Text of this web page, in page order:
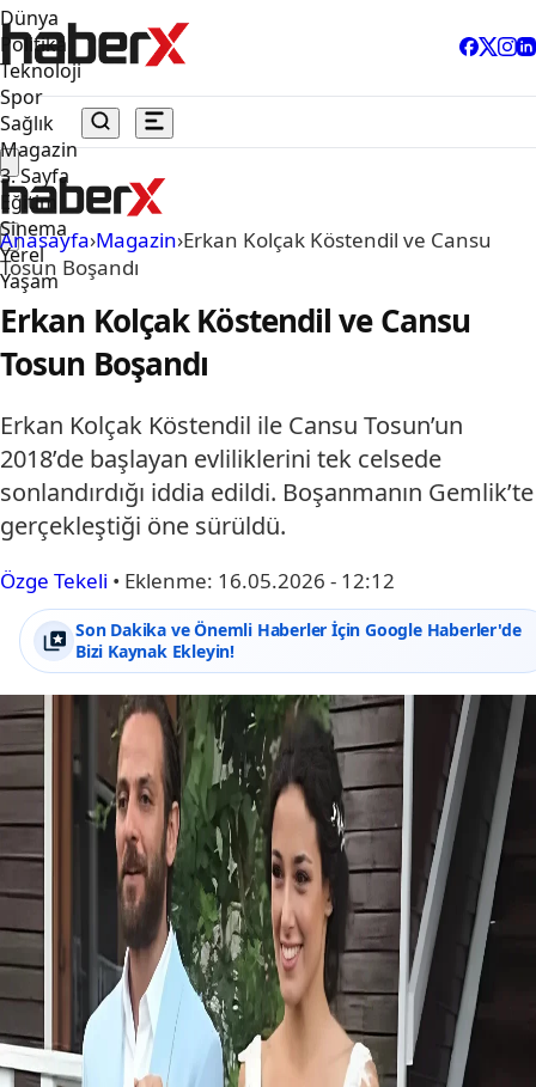
Dünya
Politika
Teknoloji
Spor
Sağlık
Magazin
3. Sayfa
Eğitim
Sinema
Yerel
Yaşam
Anasayfa›Magazin›Erkan Kolçak Köstendil ve Cansu
Tosun Boşandı
Erkan Kolçak Köstendil ve Cansu
Tosun Boşandı
Erkan Kolçak Köstendil ile Cansu Tosun’un
2018’de başlayan evliliklerini tek celsede
sonlandırdığı iddia edildi. Boşanmanın Gemlik’te
gerçekleştiği öne sürüldü.
Özge Tekeli • Eklenme: 16.05.2026 - 12:12
Son Dakika ve Önemli Haberler İçin Google Haberler'de
Bizi Kaynak Ekleyin!